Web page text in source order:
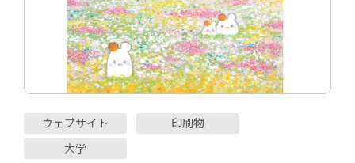
ウェブサイト
印刷物
大学